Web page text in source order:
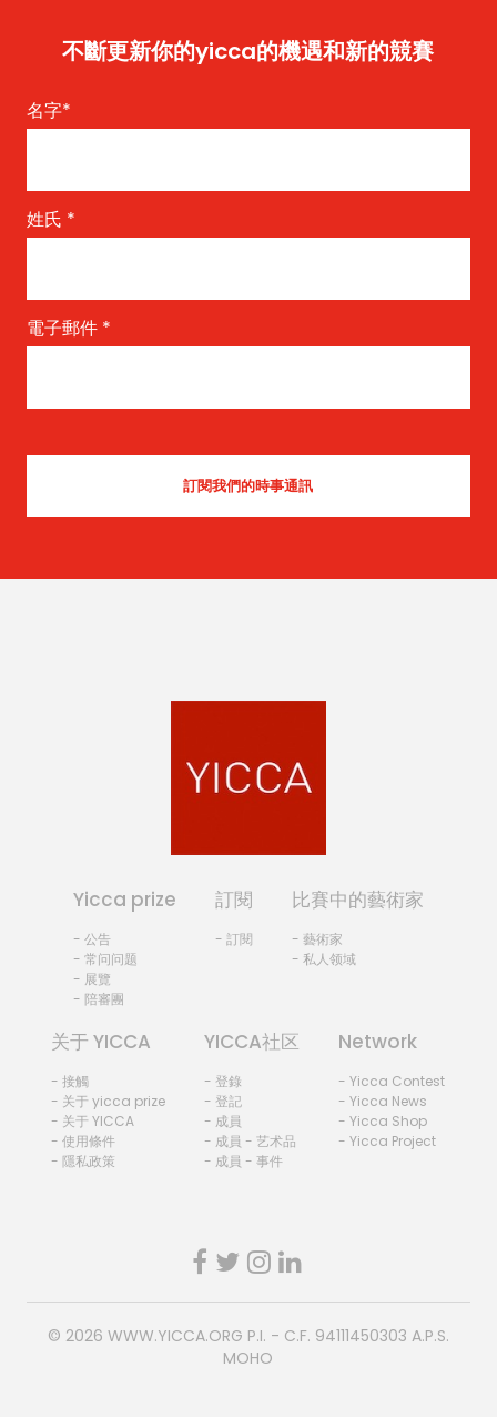
不斷更新你的yicca的機遇和新的競賽
名字*
姓氏 *
電子郵件 *
Yicca prize
- 公告
- 常问问题
- 展覽
- 陪審團
訂閱
- 訂閱
比賽中的藝術家
- 藝術家
- 私人领域
关于 YICCA
- 接觸
- 关于 yicca prize
- 关于 YICCA
- 使用條件
- 隱私政策
YICCA社区
- 登錄
- 登記
- 成員
- 成員 - 艺术品
- 成員 - 事件
Network
- Yicca Contest
- Yicca News
- Yicca Shop
- Yicca Project
© 2026 WWW.YICCA.ORG P.I. - C.F. 94111450303 A.P.S.
MOHO